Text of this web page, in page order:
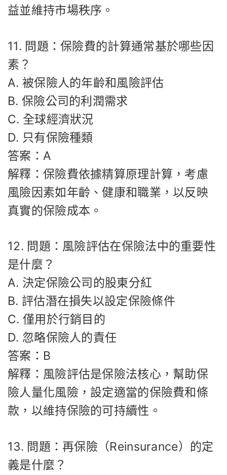
益並維持市場秩序。
11. 問題：保險費的計算通常基於哪些因
素？
A. 被保險人的年齡和風險評估
B. 保險公司的利潤需求
C. 全球經濟狀況
D. 只有保險種類
答案：A
解釋：保險費依據精算原理計算，考慮
風險因素如年齡、健康和職業，以反映
真實的保險成本。
12. 問題：風險評估在保險法中的重要性
是什麼？
A. 決定保險公司的股東分紅
B. 評估潛在損失以設定保險條件
C. 僅用於行銷目的
D. 忽略保險人的責任
答案：B
解釋：風險評估是保險法核心，幫助保
險人量化風險，設定適當的保險費和條
款，以維持保險的可持續性。
13. 問題：再保險（Reinsurance）的定
義是什麼？